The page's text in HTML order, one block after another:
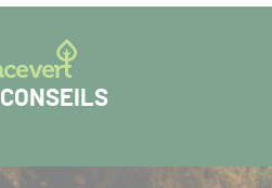
CONSEILS